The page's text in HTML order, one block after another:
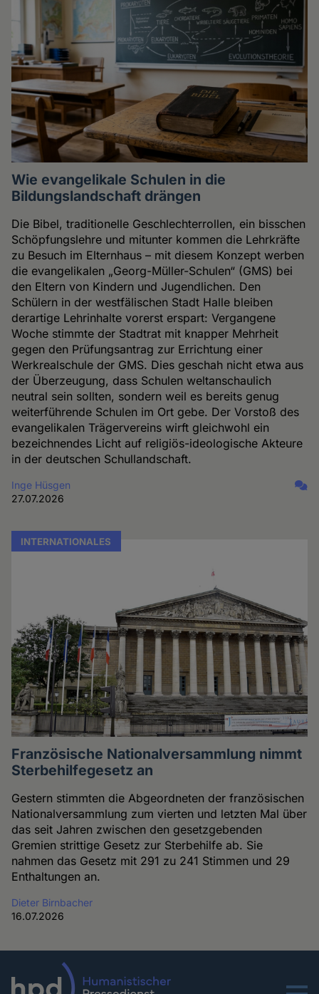
Wie evangelikale Schulen in die
Bildungslandschaft drängen
Die Bibel, traditionelle Geschlechterrollen, ein bisschen
Schöpfungslehre und mitunter kommen die Lehrkräfte
zu Besuch im Elternhaus – mit diesem Konzept werben
die evangelikalen „Georg-Müller-Schulen“ (GMS) bei
den Eltern von Kindern und Jugendlichen. Den
Schülern in der westfälischen Stadt Halle bleiben
derartige Lehrinhalte vorerst erspart: Vergangene
Woche stimmte der Stadtrat mit knapper Mehrheit
gegen den Prüfungsantrag zur Errichtung einer
Werkrealschule der GMS. Dies geschah nicht etwa aus
der Überzeugung, dass Schulen weltanschaulich
neutral sein sollten, sondern weil es bereits genug
weiterführende Schulen im Ort gebe. Der Vorstoß des
evangelikalen Trägervereins wirft gleichwohl ein
bezeichnendes Licht auf religiös-ideologische Akteure
in der deutschen Schullandschaft.
Inge Hüsgen
27.07.2026
INTERNATIONALES
Französische Nationalversammlung nimmt
Sterbehilfegesetz an
Gestern stimmten die Abgeordneten der französischen
Nationalversammlung zum vierten und letzten Mal über
das seit Jahren zwischen den gesetzgebenden
Gremien strittige Gesetz zur Sterbehilfe ab. Sie
nahmen das Gesetz mit 291 zu 241 Stimmen und 29
Enthaltungen an.
Dieter Birnbacher
16.07.2026